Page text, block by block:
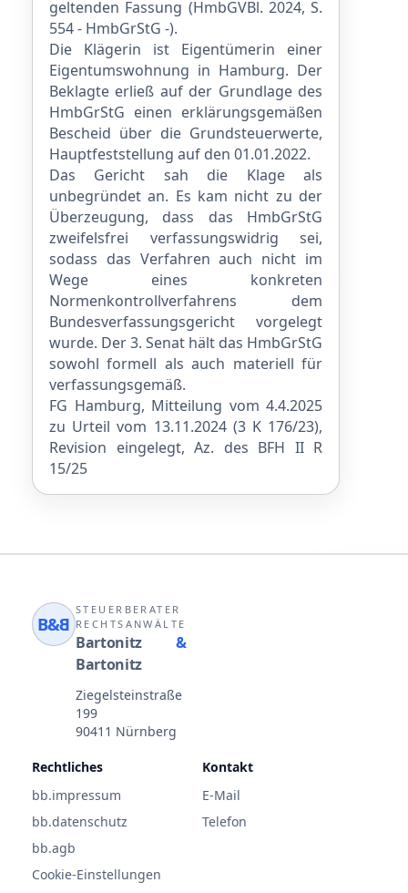
geltenden Fassung (HmbGVBl. 2024, S.
554 - HmbGrStG -).
Die Klägerin ist Eigentümerin einer
Eigentumswohnung in Hamburg. Der
Beklagte erließ auf der Grundlage des
HmbGrStG einen erklärungsgemäßen
Bescheid über die Grundsteuer­werte,
Hauptfeststellung auf den 01.01.2022.
Das Gericht sah die Klage als
unbegründet an. Es kam nicht zu der
Überzeugung, dass das HmbGrStG
zweifelsfrei verfassungswidrig sei,
sodass das Verfahren auch nicht im
Wege eines konkreten
Normenkontrollverfahrens dem
Bundesverfassungsgericht vorgelegt
wurde. Der 3. Senat hält das HmbGrStG
sowohl formell als auch materiell für
verfassungsgemäß.
FG Hamburg, Mitteilung vom 4.4.2025
zu Urteil vom 13.11.2024 (3 K 176/23),
Revision eingelegt, Az. des BFH II R
15/25
B&B
STEUERBERATER
RECHTSANWÄLTE
Bartonitz &
Bartonitz
Ziegelsteinstraße
199
90411 Nürnberg
Rechtliches
bb.impressum
bb.datenschutz
bb.agb
Cookie-Einstellungen
Kontakt
E-Mail
Telefon